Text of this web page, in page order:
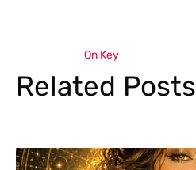
On Key
Related Posts